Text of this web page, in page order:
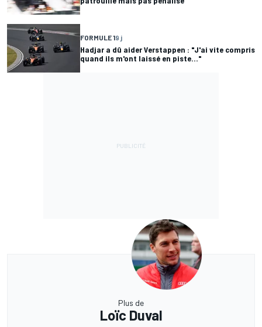
FORMULE 19 j
Hadjar a dû aider Verstappen : "J'ai vite compris
quand ils m'ont laissé en piste..."
Plus de
Loïc Duval